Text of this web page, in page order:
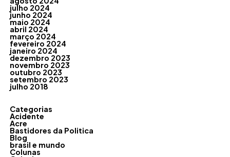
julho 2024
junho 2024
maio 2024
abril 2024
março 2024
fevereiro 2024
janeiro 2024
dezembro 2023
novembro 2023
outubro 2023
setembro 2023
julho 2018
Categorias
Acidente
Acre
Bastidores da Politica
Blog
brasil e mundo
Colunas